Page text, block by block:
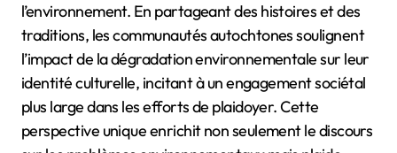
l’environnement. En partageant des histoires et des
traditions, les communautés autochtones soulignent
l’impact de la dégradation environnementale sur leur
identité culturelle, incitant à un engagement sociétal
plus large dans les efforts de plaidoyer. Cette
perspective unique enrichit non seulement le discours